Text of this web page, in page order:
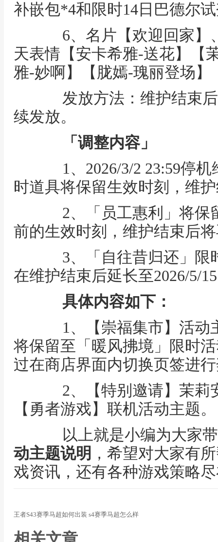
补嵌包*4和限时14日巴德尔
6、名片【欢迎回家】
天表情【安卡希雅-送花】【
雅-妙啊】【胧嫣-瑰丽登场】
发放方法：维护结束后
续发放。
「调整内容」
1、2026/3/2 23:59停机
时道具将保留生效时刻，维
2、「员工惠利」将保留
前的生效时刻，维护结束后
3、「自往昔归还」限
在维护结束后延长至2026/5/
具体内容如下：
1、【崇福集市】活动
将保留至「暖风拂境」限时
过在商店界面内切换页签进
2、【特别邀请】茉莉
【勇者游戏】联机活动主题。
以上就是小编为大家
动主题说明 ，希望对大家有
戏资讯，还有各种游戏策略
王者S43赛季马超如何出装 s4赛季马超怎么样